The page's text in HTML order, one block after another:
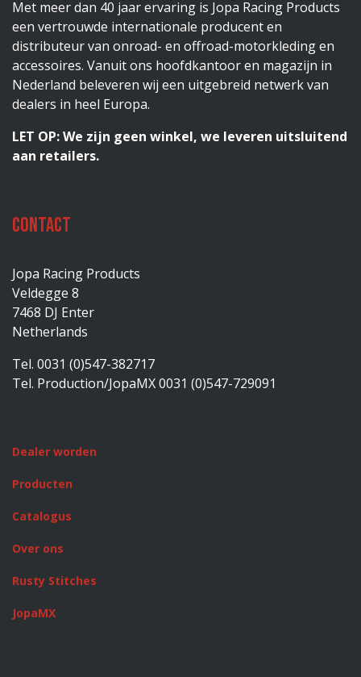
Met meer dan 40 jaar ervaring is Jopa Racing Products
een vertrouwde internationale producent en
distributeur van onroad- en offroad-motorkleding en
accessoires. Vanuit ons hoofdkantoor en magazijn in
Nederland beleveren wij een uitgebreid netwerk van
dealers in heel Europa.
LET OP: We zijn geen winkel, we leveren uitsluitend
aan retailers.
Contact
Jopa Racing Products
Veldegge 8
7468 DJ Enter
Netherlands
Tel. 0031 (0)547-382717
Tel. Production/JopaMX 0031 (0)547-729091
Dealer worden
Producten
Catalogus
Over ons
Rusty Stitches
JopaMX